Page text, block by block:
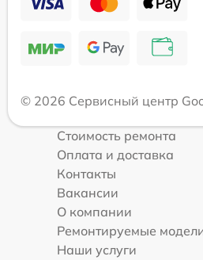
© 2026 Сервисный центр
Стоимость ремонта
Оплата и доставка
Контакты
Вакансии
О компании
Ремонтируемые
Наши услуги